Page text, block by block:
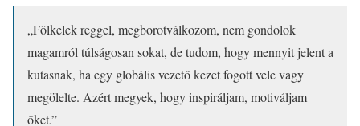
„Fölkelek reggel, megborotválkozom, nem gondolok
magamról túlságosan sokat, de tudom, hogy mennyit jelent a
kutasnak, ha egy globális vezető kezet fogott vele vagy
megölelte. Azért megyek, hogy inspiráljam, motiváljam
őket.”